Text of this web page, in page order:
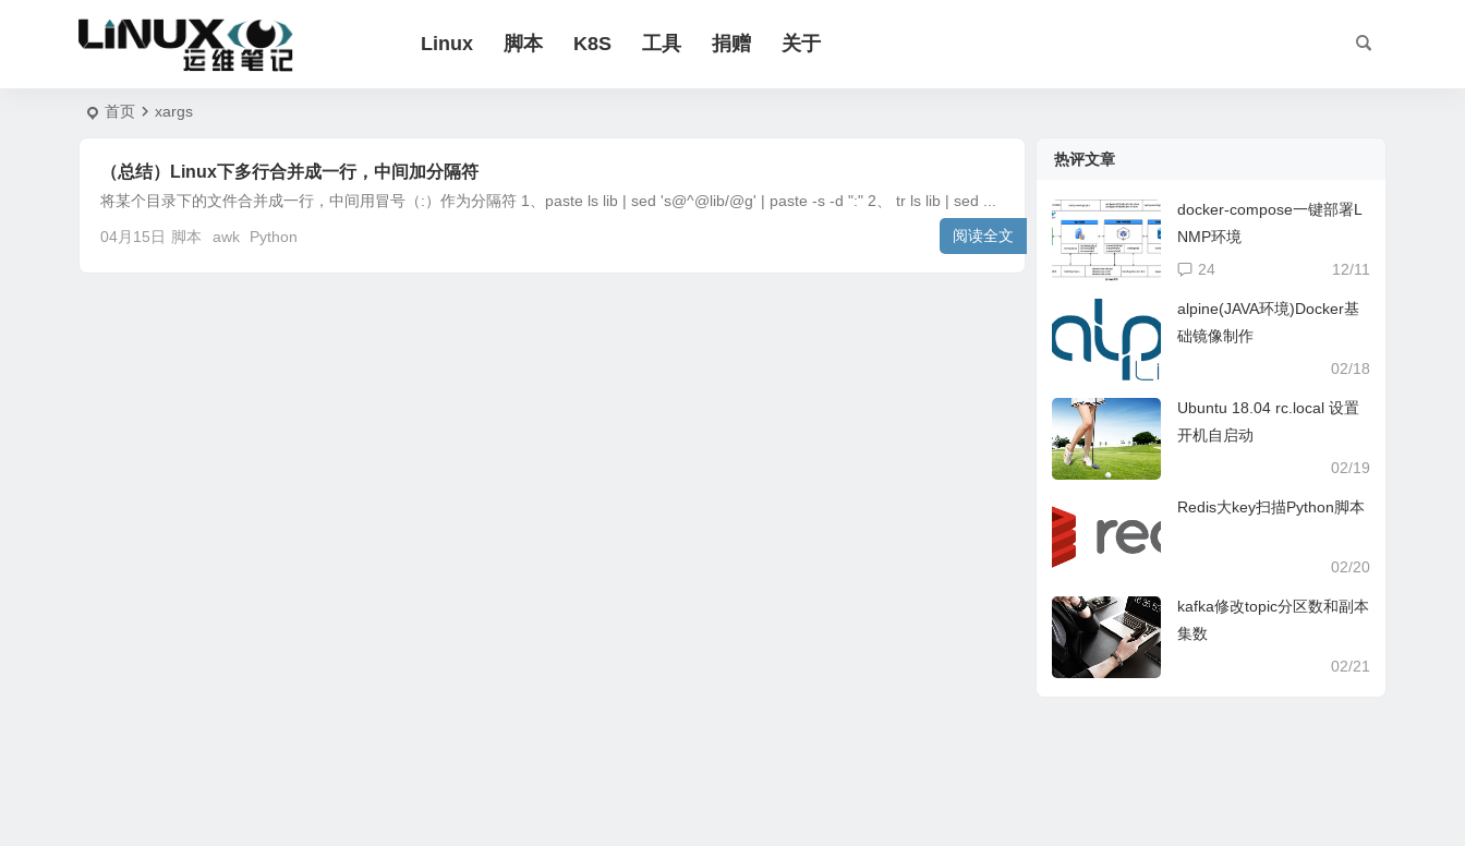
Linux 脚本 K8S 工具 捐赠 关于
首页 xargs
（总结）Linux下多行合并成一行，中间加分隔符
将某个目录下的文件合并成一行，中间用冒号（:）作为分隔符 1、paste ls lib | sed 's@^@lib/@g' | paste -s -d ":" 2、 tr ls lib | sed ...
04月15日 脚本 awk Python 阅读全文
热评文章
docker-compose一键部署L
NMP环境
12/11
24
alpine(JAVA环境)Docker基
础镜像制作
02/18
Ubuntu 18.04 rc.local 设置
开机自启动
02/19
Redis大key扫描Python脚本
02/20
kafka修改topic分区数和副本
集数
02/21